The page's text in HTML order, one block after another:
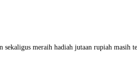
meraih hadiah jutaan rupiah masih